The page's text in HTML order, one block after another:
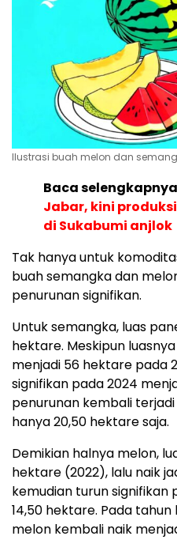
Ilustrasi buah melon dan
Baca
Jabar, kini
di Sukabumi anjlok
Tak hanya untuk
buah semangka dan
penurunan signifikan.
Untuk semangka, luas
hektare. Meskipun
menjadi 56 hektare pada
signifikan pada 2024
penurunan kembali
hanya 20,50 hektare saja.
Demikian halnya melon,
hektare (2022), lalu naik
kemudian turun signifikan
14,50 hektare. Pada
melon kembali naik